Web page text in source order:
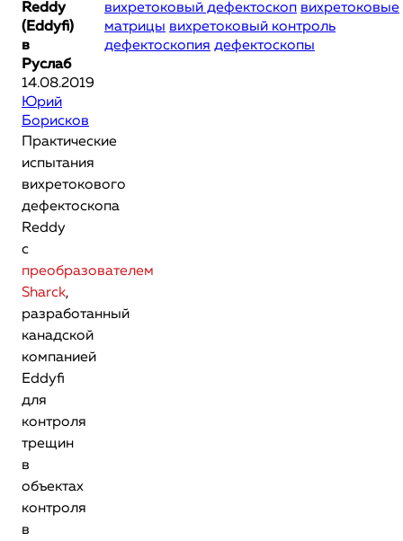
Reddy
(Eddyfi)
в
Руслаб
14.08.2019
Юрий
Борисков
Практические
испытания
вихретокового
дефектоскопа
Reddy
с
преобразователем
Sharck,
разработанный
канадской
компанией
Eddyfi
для
контроля
трещин
в
объектах
контроля
в
вихретоковый дефектоскоп вихретоковые
матрицы вихретоковый контроль
дефектоскопия дефектоскопы